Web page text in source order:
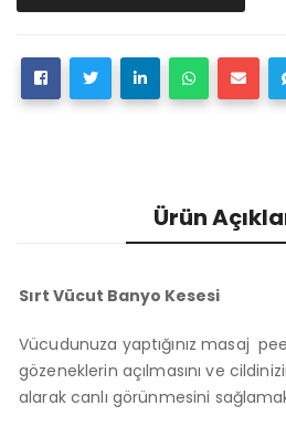
Ürün
Sırt Vücut Banyo Kesesi
Vücudunuza yaptığınız masaj
gözeneklerin açılmasını ve
alarak canlı görünmesini